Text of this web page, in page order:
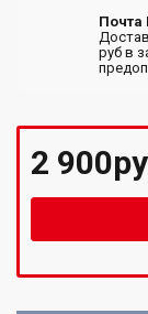
Почта
руб в
2